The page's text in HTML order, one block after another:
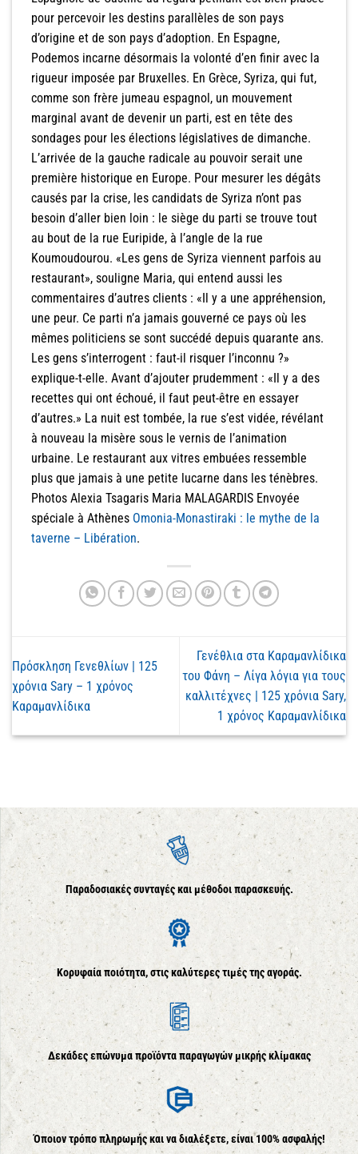
pour percevoir les destins parallèles de son pays
d’origine et de son pays d’adoption. En Espagne,
Podemos incarne désormais la volonté d’en finir avec la
rigueur imposée par Bruxelles. En Grèce, Syriza, qui fut,
comme son frère jumeau espagnol, un mouvement
marginal avant de devenir un parti, est en tête des
sondages pour les élections législatives de dimanche.
L’arrivée de la gauche radicale au pouvoir serait une
première historique en Europe. Pour mesurer les dégâts
causés par la crise, les candidats de Syriza n’ont pas
besoin d’aller bien loin : le siège du parti se trouve tout
au bout de la rue Euripide, à l’angle de la rue
Koumoudourou. «Les gens de Syriza viennent parfois au
restaurant», souligne Maria, qui entend aussi les
commentaires d’autres clients : «Il y a une appréhension,
une peur. Ce parti n’a jamais gouverné ce pays où les
mêmes politiciens se sont succédé depuis quarante ans.
Les gens s’interrogent : faut-il risquer l’inconnu ?»
explique-t-elle. Avant d’ajouter prudemment : «Il y a des
recettes qui ont échoué, il faut peut-être en essayer
d’autres.» La nuit est tombée, la rue s’est vidée, révélant
à nouveau la misère sous le vernis de l’animation
urbaine. Le restaurant aux vitres embuées ressemble
plus que jamais à une petite lucarne dans les ténèbres.
Photos Alexia Tsagaris Maria MALAGARDIS Envoyée
spéciale à Athènes Omonia-Monastiraki : le mythe de la
taverne – Libération.
Πρόσκληση Γενεθλίων | 125
χρόνια Sary – 1 χρόνος
Καραμανλίδικα
Γενέθλια στα Καραμανλίδικα
του Φάνη – Λίγα λόγια για τους
καλλιτέχνες | 125 χρόνια Sary,
1 χρόνος Καραμανλίδικα
Παραδοσιακές συνταγές και μέθοδοι παρασκευής.
Κορυφαία ποιότητα, στις καλύτερες τιμές της αγοράς.
Δεκάδες επώνυμα προϊόντα παραγωγών μικρής κλίμακας
Όποιον τρόπο πληρωμής και να διαλέξετε, είναι 100% ασφαλής!